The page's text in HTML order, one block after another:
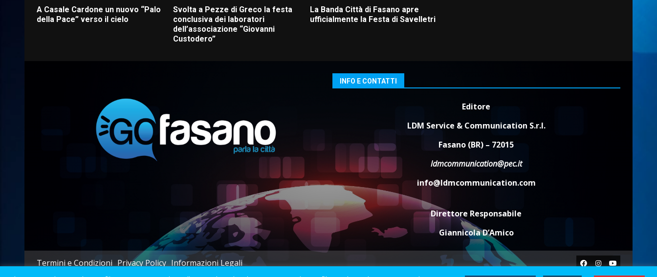
A Casale Cardone un nuovo “Palo
della Pace” verso il cielo
Svolta a Pezze di Greco la festa
conclusiva dei laboratori
dell’associazione “Giovanni
Custodero”
La Banda Città di Fasano apre
ufficialmente la Festa di Savelletri
INFO E CONTATTI
Editore
LDM Service & Communication S.r.l.
Fasano (BR) – 72015
ldmcommunication@pec.it
info@ldmcommunication.com
Direttore Responsabile
Giannicola D’Amico
Termini e Condizioni Privacy Policy Informazioni Legali Facebook
Instagram
Youtube